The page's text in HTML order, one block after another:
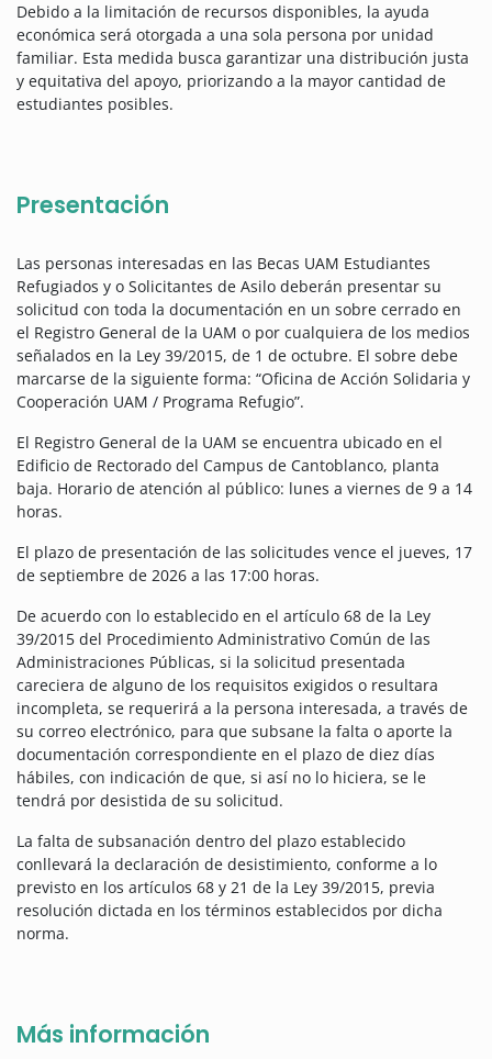
Debido a la limitación de recursos disponibles, la ayuda
económica será otorgada a una sola persona por unidad
familiar. Esta medida busca garantizar una distribución justa
y equitativa del apoyo, priorizando a la mayor cantidad de
estudiantes posibles.
Presentación
Las personas interesadas en las Becas UAM Estudiantes
Refugiados y o Solicitantes de Asilo deberán presentar su
solicitud con toda la documentación en un sobre cerrado en
el Registro General de la UAM o por cualquiera de los medios
señalados en la Ley 39/2015, de 1 de octubre. El sobre debe
marcarse de la siguiente forma: “Oficina de Acción Solidaria y
Cooperación UAM / Programa Refugio”.
El Registro General de la UAM se encuentra ubicado en el
Edificio de Rectorado del Campus de Cantoblanco, planta
baja. Horario de atención al público: lunes a viernes de 9 a 14
horas.
El plazo de presentación de las solicitudes vence el jueves, 17
de septiembre de 2026 a las 17:00 horas.
De acuerdo con lo establecido en el artículo 68 de la Ley
39/2015 del Procedimiento Administrativo Común de las
Administraciones Públicas, si la solicitud presentada
careciera de alguno de los requisitos exigidos o resultara
incompleta, se requerirá a la persona interesada, a través de
su correo electrónico, para que subsane la falta o aporte la
documentación correspondiente en el plazo de diez días
hábiles, con indicación de que, si así no lo hiciera, se le
tendrá por desistida de su solicitud.
La falta de subsanación dentro del plazo establecido
conllevará la declaración de desistimiento, conforme a lo
previsto en los artículos 68 y 21 de la Ley 39/2015, previa
resolución dictada en los términos establecidos por dicha
norma.
Más información